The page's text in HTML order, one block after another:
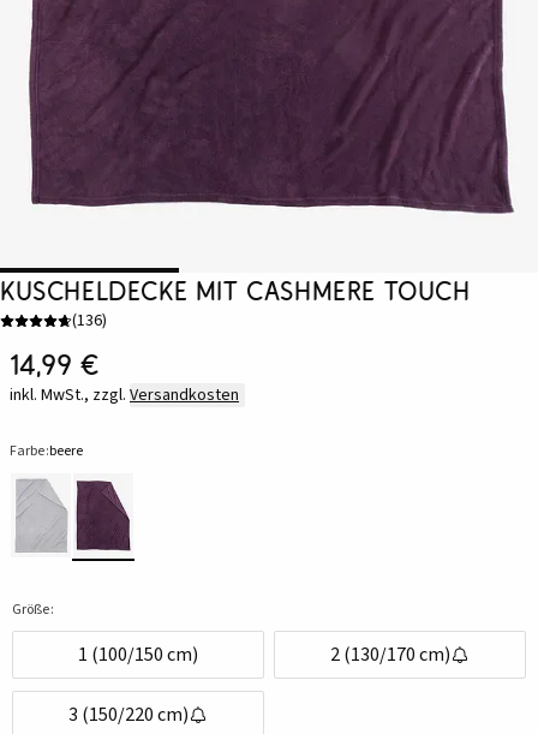
Kuscheldecke mit Cashmere Touch
(136)
14,99 €
inkl. MwSt., zzgl. Versandkosten
Farbe:beere
Größe:
1 (100/150 cm) 2 (130/170 cm)
3 (150/220 cm)